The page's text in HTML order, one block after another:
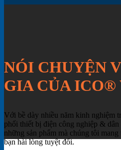
NÓI CHUYỆN
GIA CỦA
Với bề dày nhiều năm kinh nghiệm
phối thiết bị điện công nghiệp &
những sản phẩm mà chúng tôi
bạn hài lòng tuyệt đối.